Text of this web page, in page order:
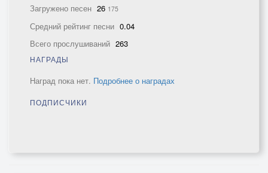
Загружено песен 26 175
Средний рейтинг песни 0.04
Всего прослушиваний 263
НАГРАДЫ
Наград пока нет. Подробнее о наградах
ПОДПИСЧИКИ